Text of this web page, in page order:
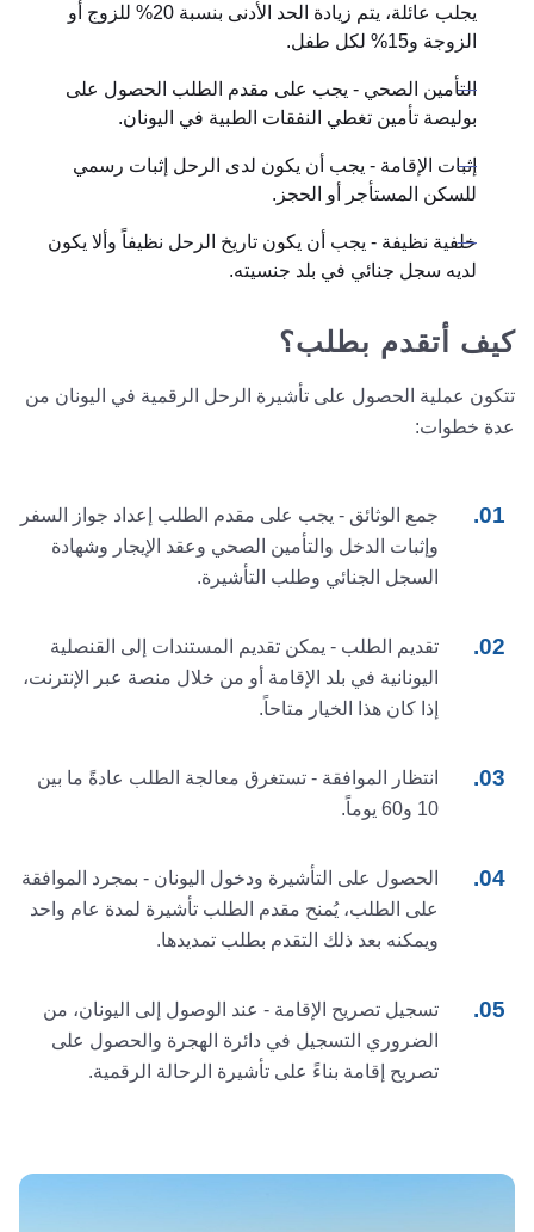
يجلب عائلة، يتم زيادة الحد الأدنى بنسبة 20% للزوج أو
الزوجة و15% لكل طفل.
التأمين الصحي - يجب على مقدم الطلب الحصول على
بوليصة تأمين تغطي النفقات الطبية في اليونان.
إثبات الإقامة - يجب أن يكون لدى الرحل إثبات رسمي
للسكن المستأجر أو الحجز.
خلفية نظيفة - يجب أن يكون تاريخ الرحل نظيفاً وألا يكون
لديه سجل جنائي في بلد جنسيته.
كيف أتقدم بطلب؟
تتكون عملية الحصول على تأشيرة الرحل الرقمية في اليونان من
عدة خطوات:
جمع الوثائق - يجب على مقدم الطلب إعداد جواز السفر
وإثبات الدخل والتأمين الصحي وعقد الإيجار وشهادة
السجل الجنائي وطلب التأشيرة.
تقديم الطلب - يمكن تقديم المستندات إلى القنصلية
اليونانية في بلد الإقامة أو من خلال منصة عبر الإنترنت،
إذا كان هذا الخيار متاحاً.
انتظار الموافقة - تستغرق معالجة الطلب عادةً ما بين
10 و60 يوماً.
الحصول على التأشيرة ودخول اليونان - بمجرد الموافقة
على الطلب، يُمنح مقدم الطلب تأشيرة لمدة عام واحد
ويمكنه بعد ذلك التقدم بطلب تمديدها.
تسجيل تصريح الإقامة - عند الوصول إلى اليونان، من
الضروري التسجيل في دائرة الهجرة والحصول على
تصريح إقامة بناءً على تأشيرة الرحالة الرقمية.